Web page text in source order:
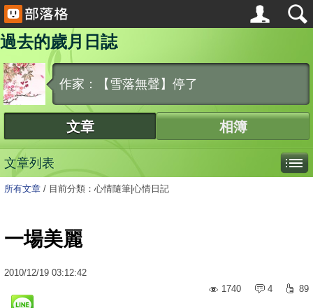
過去的歲月日誌
作家：【雪落無聲】停了
文章 相簿
文章列表
所有文章 / 目前分類：心情隨筆|心情日記
一場美麗
2010/12/19 03:12:42
1740
4 89